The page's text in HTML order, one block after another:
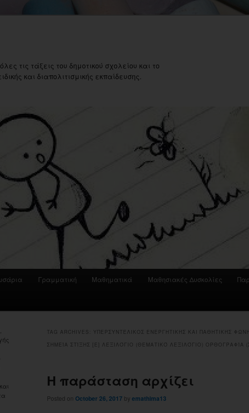
τις τάξεις του δημοτικού σχολείου και το
και διαπολιτισμικής εκπαίδευσης.
Γραμματική Μαθηματικά Μαθησιακές Δυσκολίες
TAG ARCHIVES: ΥΠΕΡΣΥΝΤΈΛΙΚΟΣ ΕΝΕΡΓΗΤΙΚΉΣ ΚΑΙ ΠΑΘΗΤΙΚΉΣ
ΣΗΜΕΊΑ ΣΤΊΞΗΣ [Ε] ΛΕΞΙΛΌΓΙΟ (ΘΕΜΑΤΙΚΌ ΛΕΞΙΛΌΓΙΟ) OΡΘΟΓΡΑΦΊΑ
Η παράσταση αρχίζει
Posted on October 26, 2017 by emathima13